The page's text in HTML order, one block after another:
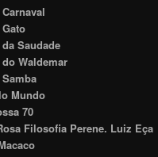
Saudade
Waldemar
Mundo
70
Filosofia Perene. Luiz Eça